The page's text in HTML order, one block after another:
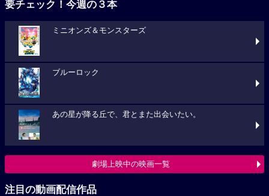
要チェック！今週の３本
ミニオンズ＆モンスターズ
ブルーロック
あの星が降る丘で、君とまた出会いたい。
劇場上映中の映画一覧
注目の動画配信作品